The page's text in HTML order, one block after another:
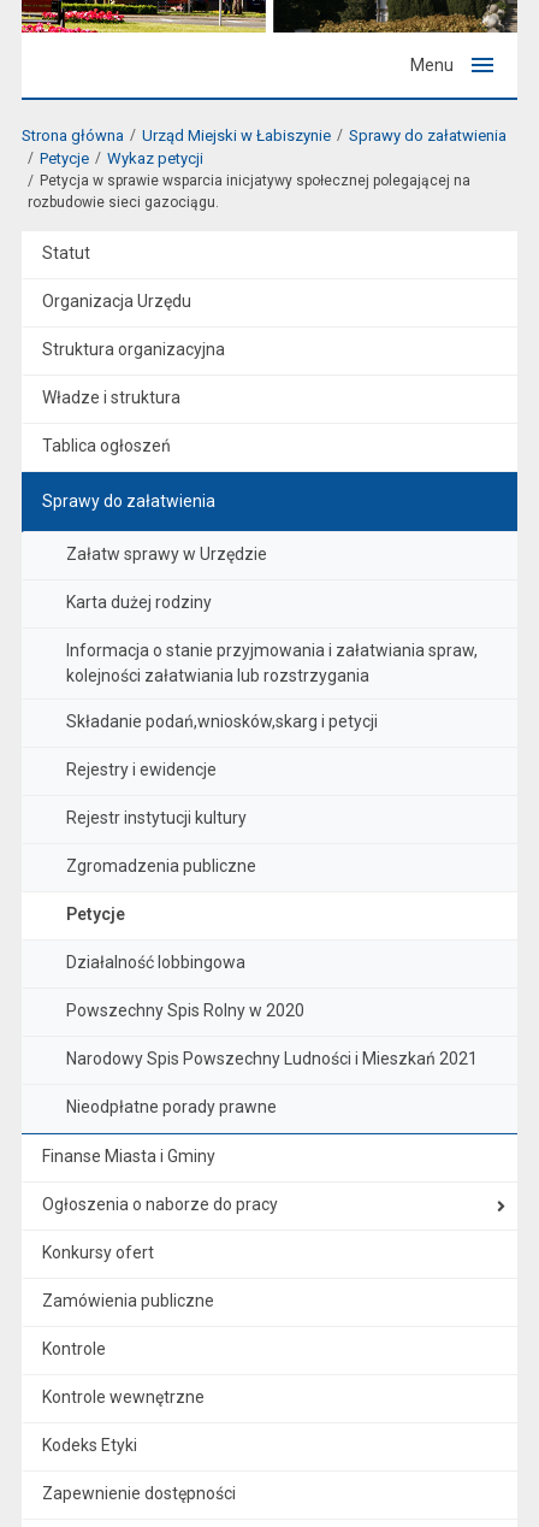
Menu
Strona główna Urząd Miejski w Łabiszynie
Sprawy do załatwienia
Petycje
Wykaz petycji
Petycja w sprawie wsparcia inicjatywy społecznej polegającej na
rozbudowie sieci gazociągu.
Statut
Organizacja Urzędu
Struktura organizacyjna
Władze i struktura
Tablica ogłoszeń
Sprawy do załatwienia
Załatw sprawy w Urzędzie
Karta dużej rodziny
Informacja o stanie przyjmowania i załatwiania spraw,
kolejności załatwiania lub rozstrzygania
Składanie podań,wniosków,skarg i petycji
Rejestry i ewidencje
Rejestr instytucji kultury
Zgromadzenia publiczne
Petycje
Działalność lobbingowa
Powszechny Spis Rolny w 2020
Narodowy Spis Powszechny Ludności i Mieszkań 2021
Nieodpłatne porady prawne
Finanse Miasta i Gminy
Ogłoszenia o naborze do pracy
Konkursy ofert
Zamówienia publiczne
Kontrole
Kontrole wewnętrzne
Kodeks Etyki
Zapewnienie dostępności